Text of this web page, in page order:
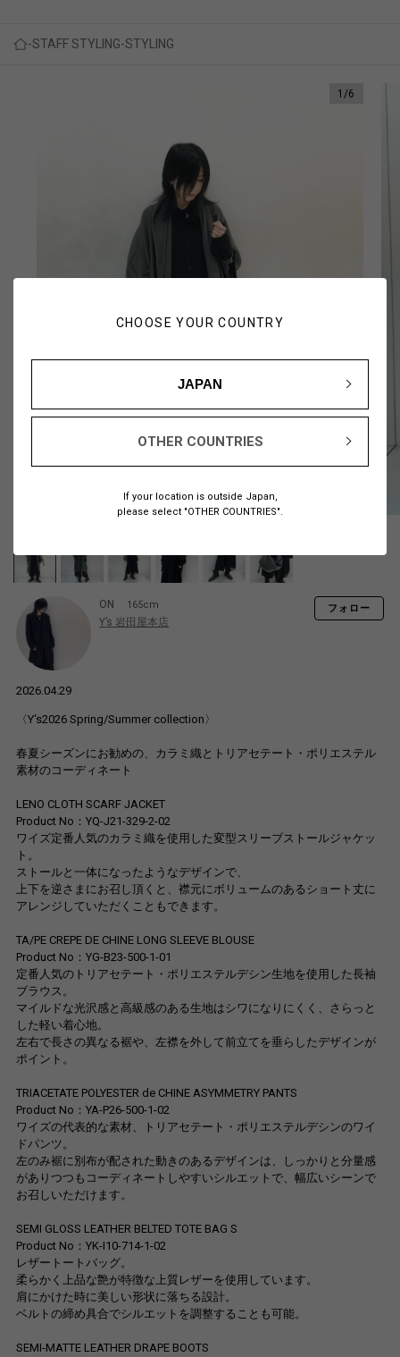
CHOOSE YOUR COUNTRY
JAPAN
OTHER COUNTRIES
If your location is outside Japan,
please select "OTHER COUNTRIES".
STAFF STYLING STYLING
1 /6
ON 165cm
Y’s 岩田屋本店
フォロー
2026.04.29
〈Y‘s2026 Spring/Summer collection〉
春夏シーズンにお勧めの、カラミ織とトリアセテート・ポリエステル
素材のコーディネート
LENO CLOTH SCARF JACKET
Product No：YQ-J21-329-2-02
ワイズ定番人気のカラミ織を使用した変型スリーブストールジャケッ
ト。
ストールと一体になったようなデザインで、
上下を逆さまにお召し頂くと、襟元にボリュームのあるショート丈に
アレンジしていただくこともできます。
TA/PE CREPE DE CHINE LONG SLEEVE BLOUSE
Product No：YG-B23-500-1-01
定番人気のトリアセテート・ポリエステルデシン生地を使用した長袖
ブラウス。
マイルドな光沢感と高級感のある生地はシワになりにくく、さらっと
した軽い着心地。
左右で長さの異なる裾や、左襟を外して前立てを垂らしたデザインが
ポイント。
TRIACETATE POLYESTER de CHINE ASYMMETRY PANTS
Product No：YA-P26-500-1-02
ワイズの代表的な素材、トリアセテート・ポリエステルデシンのワイ
ドパンツ。
左のみ裾に別布が配された動きのあるデザインは、しっかりと分量感
がありつつもコーディネートしやすいシルエットで、幅広いシーンで
お召しいただけます。
SEMI GLOSS LEATHER BELTED TOTE BAG S
Product No：YK-I10-714-1-02
レザートートバッグ。
柔らかく上品な艶が特徴な上質レザーを使用しています。
肩にかけた時に美しい形状に落ちる設計。
ベルトの締め具合でシルエットを調整することも可能。
SEMI-MATTE LEATHER DRAPE BOOTS